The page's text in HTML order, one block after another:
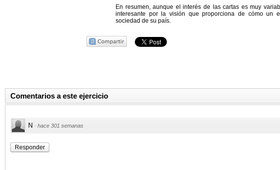
En resumen, aunque el interés de las cartas es muy
interesante por la visión que proporciona de cómo un
sociedad de su país.
Comentarios a este ejercicio
N · hace 301 semanas
Responder